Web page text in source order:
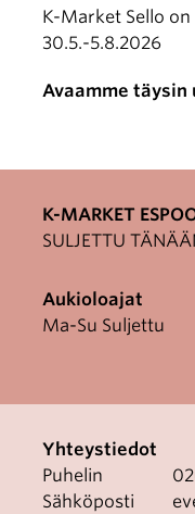
K-Market Sello
30.5.-5.8.2026
Avaamme
K-MARKET
SULJETTU
Aukioloajat
Ma-Su Suljettu
Yhteystiedot
Puhelin
Sähköposti